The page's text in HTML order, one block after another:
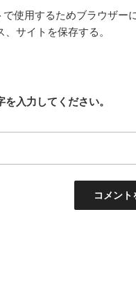
で使用するためブラウザー
サイトを保存する。
を入力してください。